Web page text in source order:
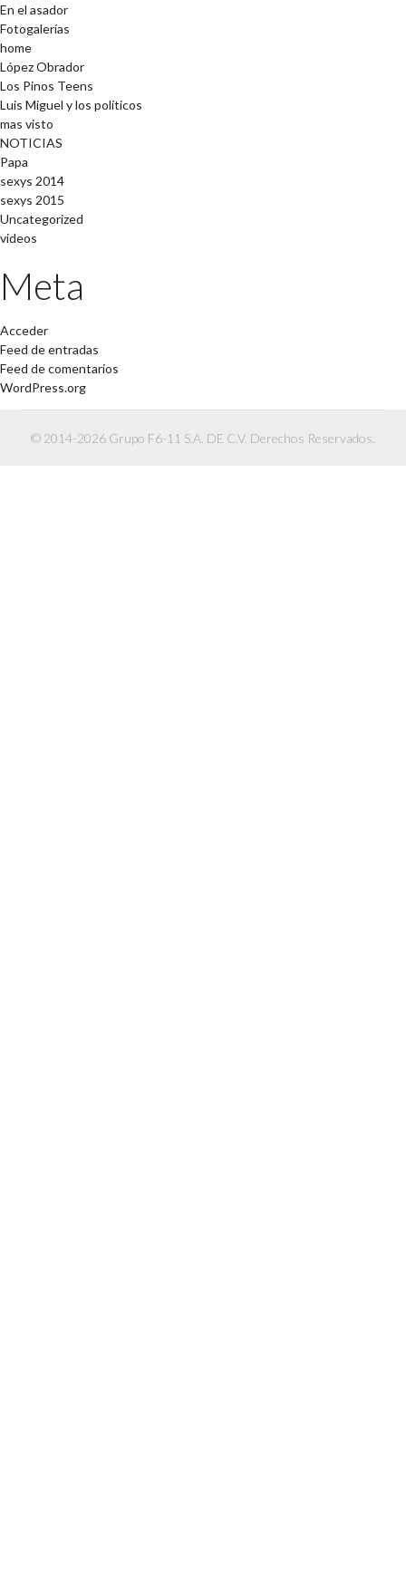
En el asador
Fotogalerías
home
López Obrador
Los Pinos Teens
Luis Miguel y los políticos
mas visto
NOTICIAS
Papa
sexys 2014
sexys 2015
Uncategorized
videos
Meta
Acceder
Feed de entradas
Feed de comentarios
WordPress.org
© 2014-2026 Grupo F6-11 S.A. DE C.V. Derechos Reservados.